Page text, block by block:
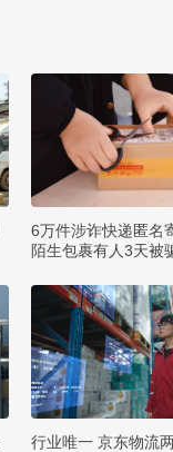
6万件涉诈快递匿名
陌生包裹有人3天被
行业唯一 京东物流